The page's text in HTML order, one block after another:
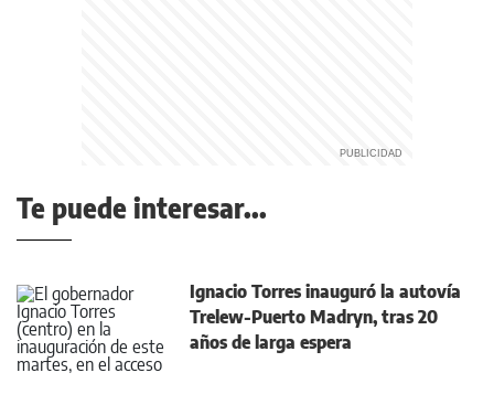
Te puede interesar...
Ignacio Torres inauguró la autovía
Trelew-Puerto Madryn, tras 20
años de larga espera